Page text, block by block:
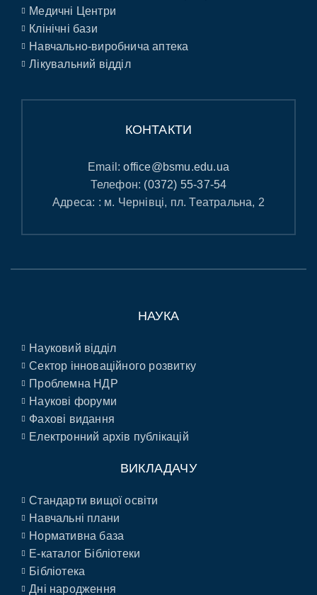
Медичні Центри
Клінічні бази
Навчально-виробнича аптека
Лікувальний відділ
КОНТАКТИ
Email:office@bsmu.edu.ua
Телефон: (0372) 55-37-54
Адреса: : м. Чернівці, пл. Театральна, 2
НАУКА
Науковий відділ
Сектор інноваційного розвитку
Проблемна НДР
Наукові форуми
Фахові видання
Електронний архів публікацій
ВИКЛАДАЧУ
Стандарти вищої освіти
Навчальні плани
Нормативна база
E-каталог Бібліотеки
Бібліотека
Дні народження